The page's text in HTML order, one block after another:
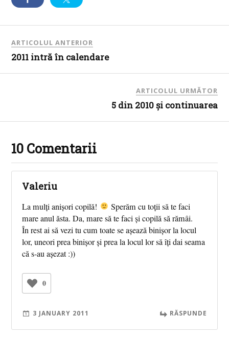
ARTICOLUL ANTERIOR
2011 intră în calendare
ARTICOLUL URMĂTOR
5 din 2010 şi continuarea
10 Comentarii
Valeriu
La mulți anișori copilă!
Sperăm cu toții să te faci
mare anul ăsta. Da, mare să te faci și copilă să rămâi.
În rest ai să vezi tu cum toate se așează binișor la locul
lor, uneori prea binișor și prea la locul lor să îți dai seama
că s-au așezat :))
0
3 JANUARY 2011 RĂSPUNDE